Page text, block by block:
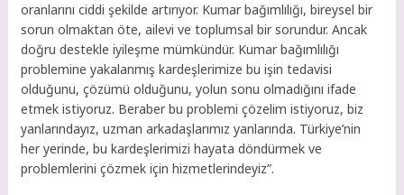
oranlarını ciddi şekilde artırıyor. Kumar bağımlılığı, bireysel bir
sorun olmaktan öte, ailevi ve toplumsal bir sorundur. Ancak
doğru destekle iyileşme mümkündür. Kumar bağımlılığı
problemine yakalanmış kardeşlerimize bu işin tedavisi
olduğunu, çözümü olduğunu, yolun sonu olmadığını ifade
etmek istiyoruz. Beraber bu problemi çözelim istiyoruz, biz
yanlarındayız, uzman arkadaşlarımız yanlarında. Türkiye’nin
her yerinde, bu kardeşlerimizi hayata döndürmek ve
problemlerini çözmek için hizmetlerindeyiz”.